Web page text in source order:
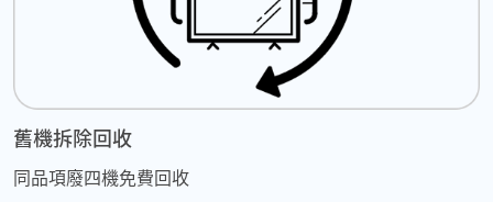
舊機拆除回收
同品項廢四機免費回收